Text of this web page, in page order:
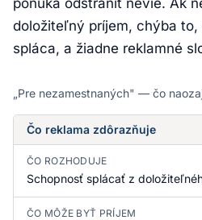
ponuka odstrániť nevie. Ak
doložiteľný príjem, chýba to,
spláca, a žiadne reklamné
„Pre nezamestnaných" — čo
Čo reklama zdôrazňuje
ČO ROZHODUJE
Schopnosť splácať z
ČO MÔŽE BYŤ PRÍJEM